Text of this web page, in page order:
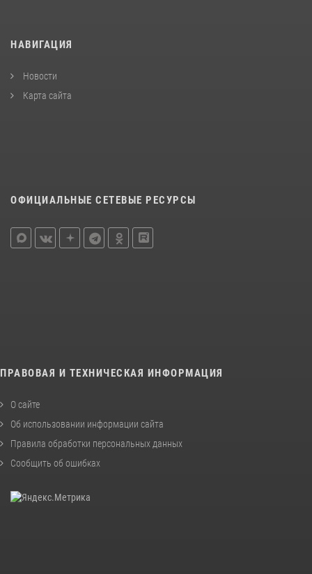
НАВИГАЦИЯ
Новости
Карта сайта
ОФИЦИАЛЬНЫЕ СЕТЕВЫЕ РЕСУРСЫ
ПРАВОВАЯ И ТЕХНИЧЕСКАЯ ИНФОРМАЦИЯ
О сайте
Об использовании информации сайта
Правила обработки персональных данных
Сообщить об ошибках